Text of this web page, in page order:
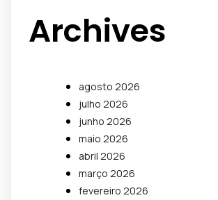
Archives
agosto 2026
julho 2026
junho 2026
maio 2026
abril 2026
março 2026
fevereiro 2026